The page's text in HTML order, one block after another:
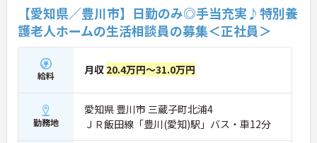
【愛知県／豊川市】日勤のみ◎手当充実♪特別養
護老人ホームの生活相談員の募集＜正社員＞
給料 月収 20.4万円～31.0万円
勤務地
愛知県 豊川市 三蔵子町北浦4
ＪＲ飯田線「豊川(愛知)駅」バス・車12分